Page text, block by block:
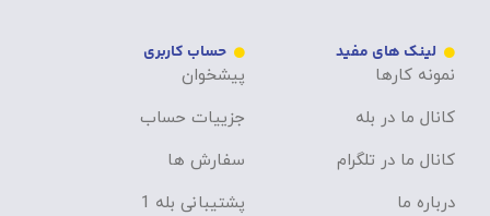
لینک های مفید
نمونه کارها
کانال ما در بله
کانال ما در تلگرام
درباره ما
حساب کاربری
پیشخوان
جزییات حساب
سفارش ها
پشتیبانی بله 1